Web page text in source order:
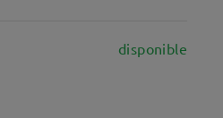
disponible